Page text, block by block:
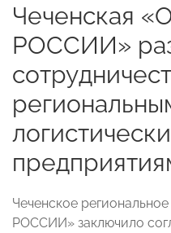
Чеченская
РОССИИ»
Чеченское
РОССИИ» заключило